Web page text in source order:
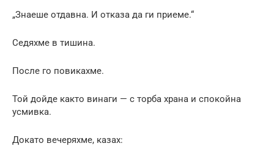
„Знаеше отдавна. И отказа да ги приеме.“
Седяхме в тишина.
После го повикахме.
Той дойде както винаги — с торба храна и спокойна
усмивка.
Докато вечеряхме, казах: